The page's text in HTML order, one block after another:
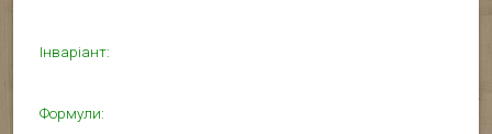
Інваріант:
Формули: